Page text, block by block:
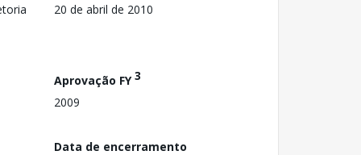
20 de abril de 2010
Aprovação FY3
2009
Data de encerramento